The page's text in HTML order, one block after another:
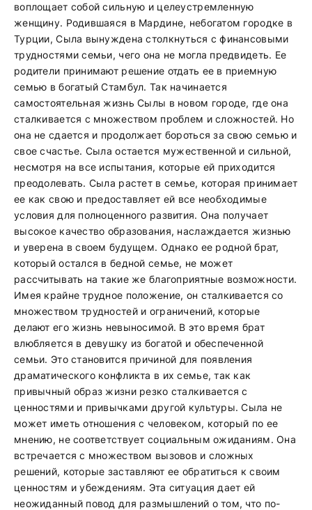
воплощает собой сильную и целеустремленную
женщину. Родившаяся в Мардине, небогатом городке в
Турции, Сыла вынуждена столкнуться с финансовыми
трудностями семьи, чего она не могла предвидеть. Ее
родители принимают решение отдать ее в приемную
семью в богатый Стамбул. Так начинается
самостоятельная жизнь Сылы в новом городе, где она
сталкивается с множеством проблем и сложностей. Но
она не сдается и продолжает бороться за свою семью и
свое счастье. Сыла остается мужественной и сильной,
несмотря на все испытания, которые ей приходится
преодолевать. Сыла растет в семье, которая принимает
ее как свою и предоставляет ей все необходимые
условия для полноценного развития. Она получает
высокое качество образования, наслаждается жизнью
и уверена в своем будущем. Однако ее родной брат,
который остался в бедной семье, не может
рассчитывать на такие же благоприятные возможности.
Имея крайне трудное положение, он сталкивается со
множеством трудностей и ограничений, которые
делают его жизнь невыносимой. В это время брат
влюбляется в девушку из богатой и обеспеченной
семьи. Это становится причиной для появления
драматического конфликта в их семье, так как
привычный образ жизни резко сталкивается с
ценностями и привычками другой культуры. Сыла не
может иметь отношения с человеком, который по ее
мнению, не соответствует социальным ожиданиям. Она
встречается с множеством вызовов и сложных
решений, которые заставляют ее обратиться к своим
ценностям и убеждениям. Эта ситуация дает ей
неожиданный повод для размышлений о том, что по-